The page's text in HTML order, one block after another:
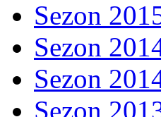
Sezon
Sezon
Sezon
Sezon